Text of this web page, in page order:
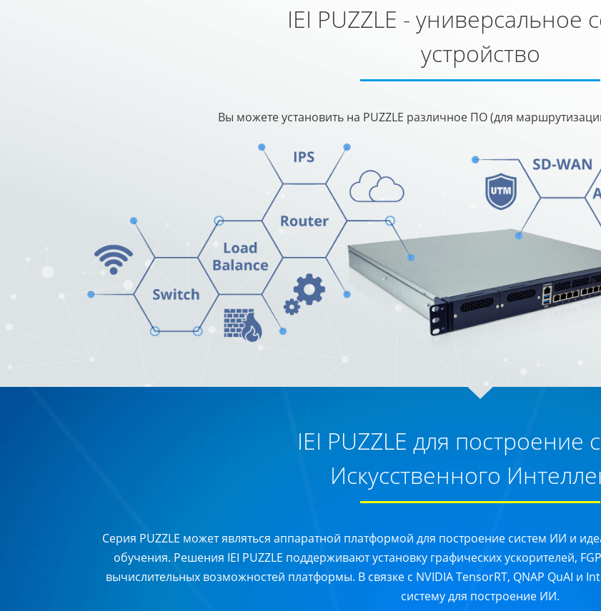
IEI PUZZLE - универсальное
устройство
Вы можете установить на PUZZLE различное ПО (для
IEI PUZZLE для построение
Искусственного
Серия PUZZLE может являться аппаратной платформой для построение систем ИИ и
обучения. Решения IEI PUZZLE поддерживают установку графических ускорителей,
вычислительных возможностей платформы. В связке с NVIDIA TensorRT, QNAP QuAI и
систему для построение ИИ.